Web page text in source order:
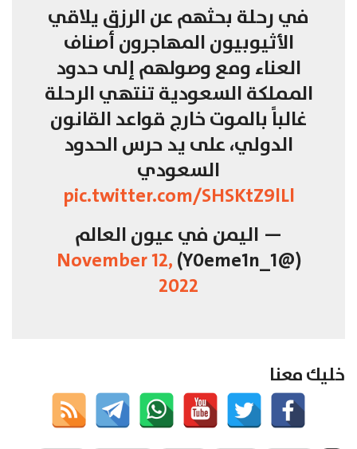
في رحلة بحثهم عن الرزق يلاقي
الأثيوبيون المهاجرون أصناف
العناء ومع وصولهم إلى حدود
المملكة السعودية تنتهي الرحلة
غالباً بالموت خارج قواعد القانون
الدولي، على يد حرس الحدود
السعودي
pic.twitter.com/SHSKtZ9lLl
— اليمن في عيون العالم
(@Y0eme1n_1)
November 12,
2022
خليك معنا